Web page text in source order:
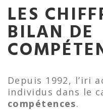
LES
BILAN DE
Depuis 1992, l’iri
individus dans le
compétences.